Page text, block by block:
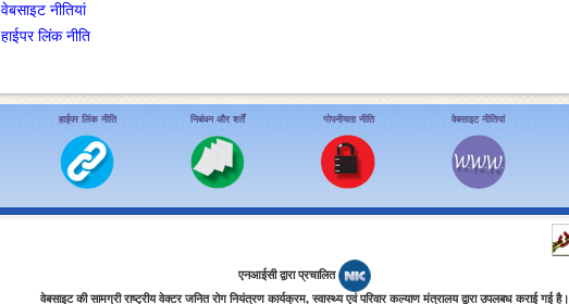
वेबसाइट नीतियां
हाईपर लिंक नीति
हाईपर लिंक नीति निबंधन और शर्तें गोपनीयता नीति वेबसाइट नीतियां
एनआईसी द्वारा प्रचालित
वेबसाइट की सामग्री राष्ट्रीय वेक्टर जनित रोग नियंत्रण कार्यक्रम, स्‍वास्‍थ्‍य एवं परिवार कल्‍याण मंत्रालय द्वारा उपलबध कराई गई है।